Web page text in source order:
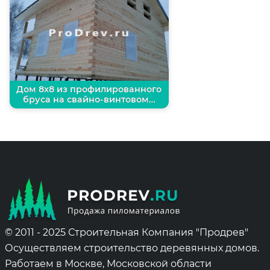
Дом 8х8 из профилированного
бруса на свайно-винтовом…
© 2011 - 2025 Строительная Компания "Продрев"
Осуществляем строительство деревянных домов.
Работаем в Москве, Московской области